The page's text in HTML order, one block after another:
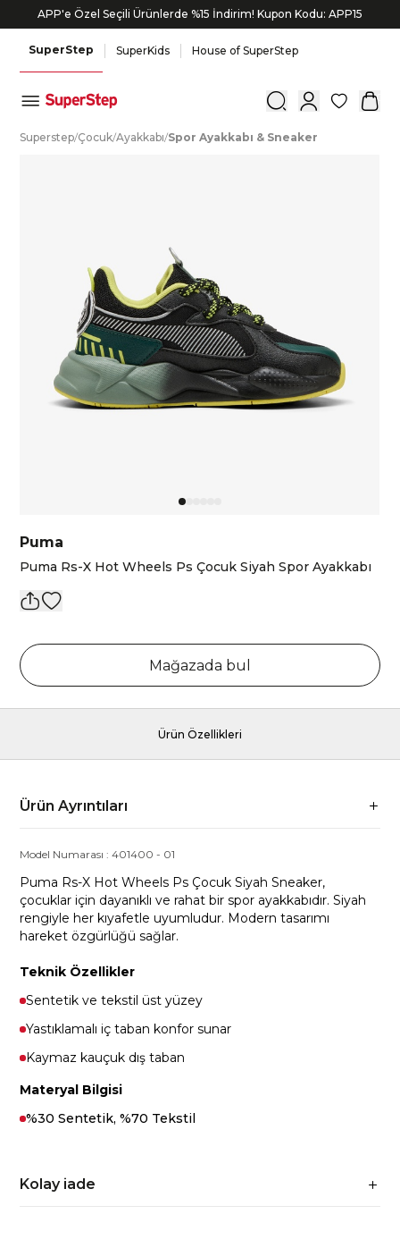
APP'e Özel Seçili Ürünlerde %15 İndirim! Kupon Kodu: APP15
SuperStep SuperKids House of SuperStep
0
Superstep/Çocuk/Ayakkabı/Spor Ayakkabı & Sneaker
Puma
Puma Rs-X Hot Wheels Ps Çocuk Siyah Spor Ayakkabı
Mağazada bul
Ürün Özellikleri
Ürün Ayrıntıları
Model Numarası :401400 - 01
Puma Rs-X Hot Wheels Ps Çocuk Siyah Sneaker,
çocuklar için dayanıklı ve rahat bir spor ayakkabıdır. Siyah
rengiyle her kıyafetle uyumludur. Modern tasarımı
hareket özgürlüğü sağlar.
Teknik Özellikler
Sentetik ve tekstil üst yüzey
Yastıklamalı iç taban konfor sunar
Kaymaz kauçuk dış taban
Materyal Bilgisi
%30 Sentetik, %70 Tekstil
Kolay iade